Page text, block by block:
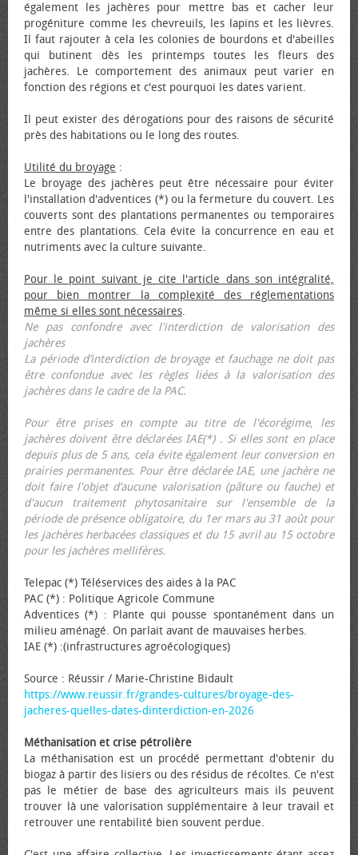
également les jachères pour mettre bas et cacher leur
progéniture comme les chevreuils, les lapins et les lièvres.
Il faut rajouter à cela les colonies de bourdons et d'abeilles
qui butinent dès les printemps toutes les fleurs des
jachères. Le comportement des animaux peut varier en
fonction des régions et c'est pourquoi les dates varient.
Il peut exister des dérogations pour des raisons de sécurité
près des habitations ou le long des routes.
Utilité du broyage :
Le broyage des jachères peut être nécessaire pour éviter
l'installation d'adventices (*) ou la fermeture du couvert. Les
couverts sont des plantations permanentes ou temporaires
entre des plantations. Cela évite la concurrence en eau et
nutriments avec la culture suivante.
Pour le point suivant je cite l'article dans son intégralité,
pour bien montrer la complexité des réglementations
même si elles sont nécessaires.
Ne pas confondre avec l'interdiction de valorisation des
jachères
La période d’interdiction de broyage et fauchage ne doit pas
être confondue avec les règles liées à la valorisation des
jachères dans le cadre de la PAC.
Pour être prises en compte au titre de l'écorégime, les
jachères doivent être déclarées IAE(*) . Si elles sont en place
depuis plus de 5 ans, cela évite également leur conversion en
prairies permanentes. Pour être déclarée IAE, une jachère ne
doit faire l'objet d’aucune valorisation (pâture ou fauche) et
d'aucun traitement phytosanitaire sur l'ensemble de la
période de présence obligatoire, du 1er mars au 31 août pour
les jachères herbacées classiques et du 15 avril au 15 octobre
pour les jachères mellifères.
Telepac (*) Téléservices des aides à la PAC
PAC (*) : Politique Agricole Commune
Adventices (*) : Plante qui pousse spontanément dans un
milieu aménagé. On parlait avant de mauvaises herbes.
IAE (*) :(infrastructures agroécologiques)
Source : Réussir / Marie-Christine Bidault
https://www.reussir.fr/grandes-cultures/broyage-des-
jacheres-quelles-dates-dinterdiction-en-2026
Méthanisation et crise pétrolière
La méthanisation est un procédé permettant d'obtenir du
biogaz à partir des lisiers ou des résidus de récoltes. Ce n'est
pas le métier de base des agriculteurs mais ils peuvent
trouver là une valorisation supplémentaire à leur travail et
retrouver une rentabilité bien souvent perdue.